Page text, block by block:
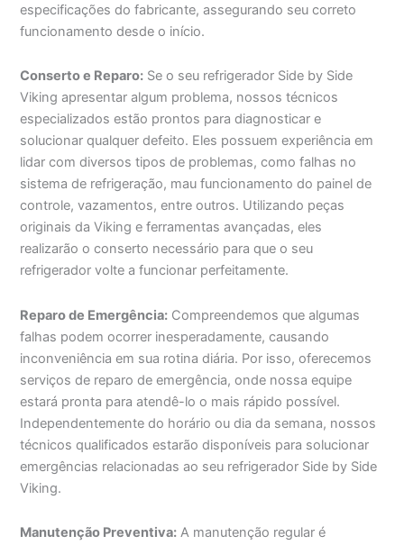
especificações do fabricante, assegurando seu correto
funcionamento desde o início.
Conserto e Reparo: Se o seu refrigerador Side by Side
Viking apresentar algum problema, nossos técnicos
especializados estão prontos para diagnosticar e
solucionar qualquer defeito. Eles possuem experiência em
lidar com diversos tipos de problemas, como falhas no
sistema de refrigeração, mau funcionamento do painel de
controle, vazamentos, entre outros. Utilizando peças
originais da Viking e ferramentas avançadas, eles
realizarão o conserto necessário para que o seu
refrigerador volte a funcionar perfeitamente.
Reparo de Emergência: Compreendemos que algumas
falhas podem ocorrer inesperadamente, causando
inconveniência em sua rotina diária. Por isso, oferecemos
serviços de reparo de emergência, onde nossa equipe
estará pronta para atendê-lo o mais rápido possível.
Independentemente do horário ou dia da semana, nossos
técnicos qualificados estarão disponíveis para solucionar
emergências relacionadas ao seu refrigerador Side by Side
Viking.
Manutenção Preventiva: A manutenção regular é